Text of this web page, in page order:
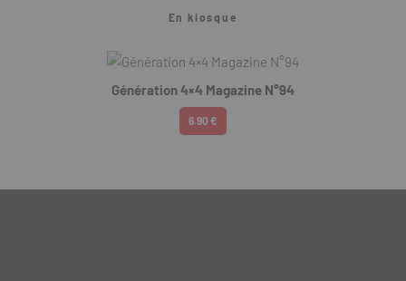
En kiosque
Génération 4×4 Magazine N°94
6.90 €